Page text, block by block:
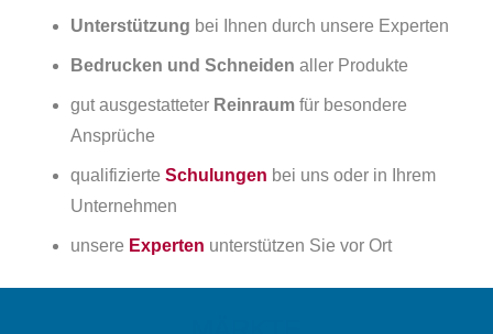
Unterstützung bei Ihnen durch unsere Experten
Bedrucken und Schneiden aller Produkte
gut ausgestatteter Reinraum für besondere
Ansprüche
qualifizierte Schulungen bei uns oder in Ihrem
Unternehmen
unsere Experten unterstützen Sie vor Ort